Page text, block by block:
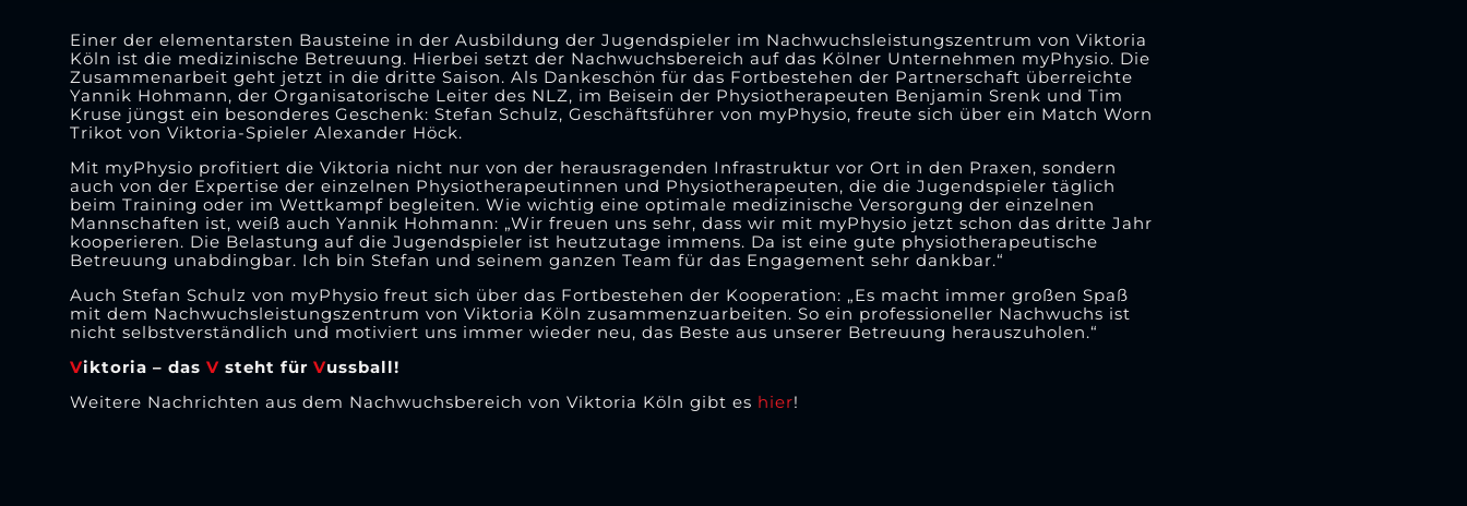
Einer der elementarsten Bausteine in der Ausbildung der Jugendspieler im Nachwuchsleistungszentrum von Viktoria
Köln ist die medizinische Betreuung. Hierbei setzt der Nachwuchsbereich auf das Kölner Unternehmen myPhysio. Die
Zusammenarbeit geht jetzt in die dritte Saison. Als Dankeschön für das Fortbestehen der Partnerschaft überreichte
Yannik Hohmann, der Organisatorische Leiter des NLZ, im Beisein der Physiotherapeuten Benjamin Srenk und Tim
Kruse jüngst ein besonderes Geschenk: Stefan Schulz, Geschäftsführer von myPhysio, freute sich über ein Match Worn
Trikot von Viktoria-Spieler Alexander Höck.
Mit myPhysio profitiert die Viktoria nicht nur von der herausragenden Infrastruktur vor Ort in den Praxen, sondern
auch von der Expertise der einzelnen Physiotherapeutinnen und Physiotherapeuten, die die Jugendspieler täglich
beim Training oder im Wettkampf begleiten. Wie wichtig eine optimale medizinische Versorgung der einzelnen
Mannschaften ist, weiß auch Yannik Hohmann: „Wir freuen uns sehr, dass wir mit myPhysio jetzt schon das dritte Jahr
kooperieren. Die Belastung auf die Jugendspieler ist heutzutage immens. Da ist eine gute physiotherapeutische
Betreuung unabdingbar. Ich bin Stefan und seinem ganzen Team für das Engagement sehr dankbar.“
Auch Stefan Schulz von myPhysio freut sich über das Fortbestehen der Kooperation: „Es macht immer großen Spaß
mit dem Nachwuchsleistungszentrum von Viktoria Köln zusammenzuarbeiten. So ein professioneller Nachwuchs ist
nicht selbstverständlich und motiviert uns immer wieder neu, das Beste aus unserer Betreuung herauszuholen.“
Viktoria – das Vsteht für Vussball!
Weitere Nachrichten aus dem Nachwuchsbereich von Viktoria Köln gibt es hier!